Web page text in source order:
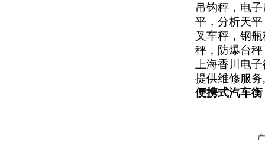
吊钩秤，电
平，分析天
叉车秤，钢
秤，防爆台
上海香川电
提供维修服务,
便携式汽车衡